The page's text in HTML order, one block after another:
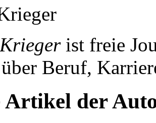
ist freie
Beruf,
Artikel der